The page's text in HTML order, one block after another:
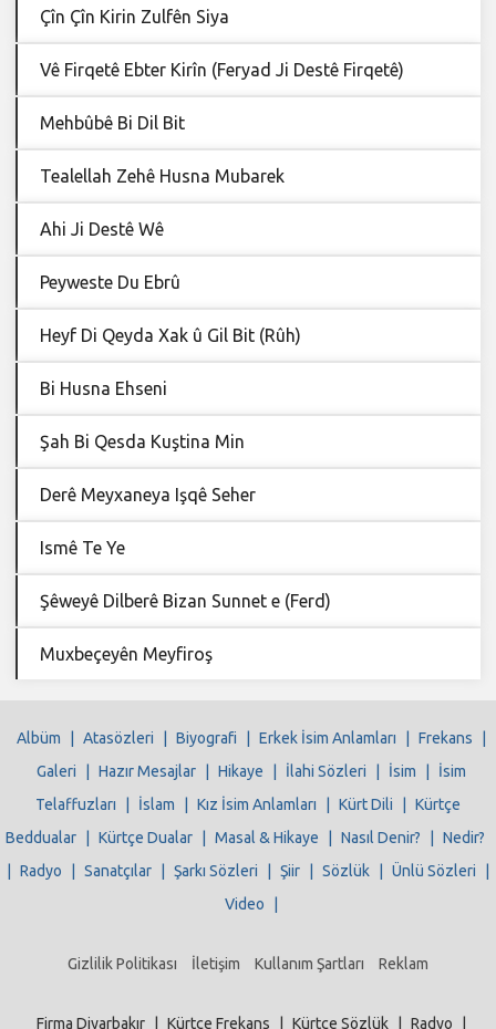
Çîn Çîn Kirin Zulfên Siya
Vê Firqetê Ebter Kirîn (Feryad Ji Destê Firqetê)
Mehbûbê Bi Dil Bit
Tealellah Zehê Husna Mubarek
Ahi Ji Destê Wê
Peyweste Du Ebrû
Heyf Di Qeyda Xak û Gil Bit (Rûh)
Bi Husna Ehseni
Şah Bi Qesda Kuştina Min
Derê Meyxaneya Işqê Seher
Ismê Te Ye
Şêweyê Dilberê Bizan Sunnet e (Ferd)
Muxbeçeyên Meyfiroş
Albüm Atasözleri Biyografi Erkek İsim Anlamları Frekans
Galeri
Hazır Mesajlar Hikaye İlahi Sözleri İsim
İsim
Telaffuzları
İslam Kız İsim Anlamları Kürt Dili
Kürtçe
Beddualar
Kürtçe Dualar Masal & Hikaye Nasıl Denir?
Nedir?
Radyo Sanatçılar Şarkı Sözleri Şiir Sözlük Ünlü Sözleri
Video
Gizlilik Politikası İletişim Kullanım Şartları Reklam
Firma Diyarbakır Kürtçe Frekans Kürtçe Sözlük Radyo